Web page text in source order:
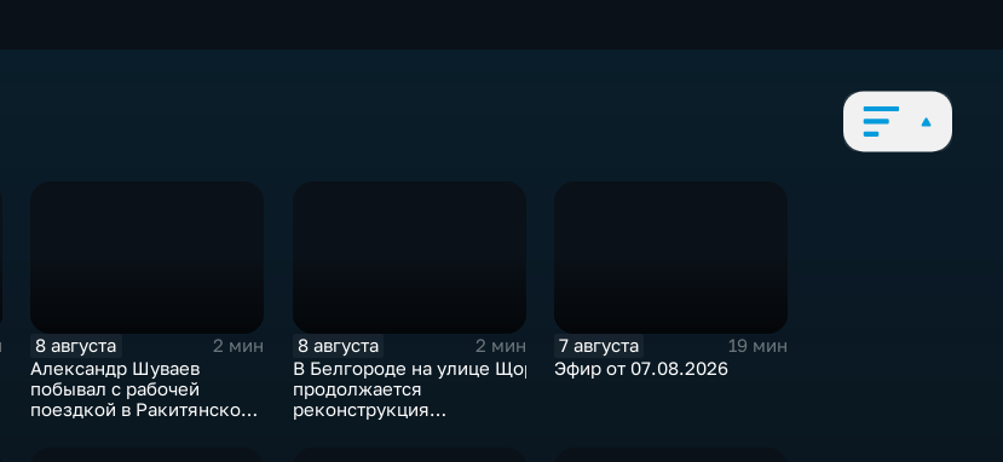
8 августа
2 мин
Александр Шуваев
побывал с рабочей
поездкой в Ракитянском
8 августа
2 мин
В Белгороде на улице Щорса
продолжается
реконструкция
7 августа
19 мин
Эфир от 07.08.2026